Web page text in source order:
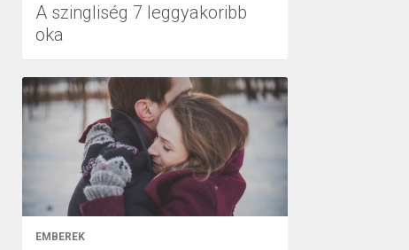
A szingliség 7 leggyakoribb
oka
EMBEREK